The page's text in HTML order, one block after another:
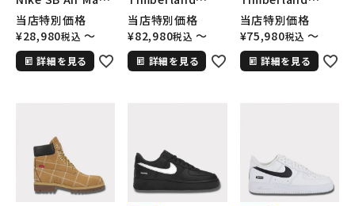
CB 94 Low SP ナ
イキ SB エアマック
ス2 CB 94 ロー SP
ブラック
当店特別価格
¥28,980税込 〜
詳細を見る
Patchwork 6
Inch Premium
Boot ティンバーラ
ンド パッチワーク 6
当店特別価格
¥82,980税込 〜
詳細を見る
Patchwork 6
Inch Premium
Boot ティンバーラ
ンド パッチワーク 6
当店特別価格
¥75,980税込 〜
詳細を見る